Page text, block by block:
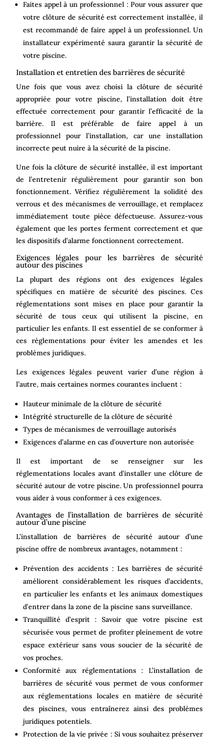
Faites appel à un professionnel : Pour vous assurer que
votre clôture de sécurité est correctement installée, il
est recommandé de faire appel à un professionnel. Un
installateur expérimenté saura garantir la sécurité de
votre piscine.
Installation et entretien des barrières de sécurité
Une fois que vous avez choisi la clôture de sécurité
appropriée pour votre piscine, l’installation doit être
effectuée correctement pour garantir l’efficacité de la
barrière. Il est préférable de faire appel à un
professionnel pour l’installation, car une installation
incorrecte peut nuire à la sécurité de la piscine.
Une fois la clôture de sécurité installée, il est important
de l’entretenir régulièrement pour garantir son bon
fonctionnement. Vérifiez régulièrement la solidité des
verrous et des mécanismes de verrouillage, et remplacez
immédiatement toute pièce défectueuse. Assurez-vous
également que les portes ferment correctement et que
les dispositifs d’alarme fonctionnent correctement.
Exigences légales pour les barrières de sécurité
autour des piscines
La plupart des régions ont des exigences légales
spécifiques en matière de sécurité des piscines. Ces
réglementations sont mises en place pour garantir la
sécurité de tous ceux qui utilisent la piscine, en
particulier les enfants. Il est essentiel de se conformer à
ces réglementations pour éviter les amendes et les
problèmes juridiques.
Les exigences légales peuvent varier d’une région à
l’autre, mais certaines normes courantes incluent :
Hauteur minimale de la clôture de sécurité
Intégrité structurelle de la clôture de sécurité
Types de mécanismes de verrouillage autorisés
Exigences d’alarme en cas d’ouverture non autorisée
Il est important de se renseigner sur les
réglementations locales avant d’installer une clôture de
sécurité autour de votre piscine. Un professionnel pourra
vous aider à vous conformer à ces exigences.
Avantages de l’installation de barrières de sécurité
autour d’une piscine
L’installation de barrières de sécurité autour d’une
piscine offre de nombreux avantages, notamment :
Prévention des accidents : Les barrières de sécurité
améliorent considérablement les risques d’accidents,
en particulier les enfants et les animaux domestiques
d’entrer dans la zone de la piscine sans surveillance.
Tranquillité d’esprit : Savoir que votre piscine est
sécurisée vous permet de profiter pleinement de votre
espace extérieur sans vous soucier de la sécurité de
vos proches.
Conformité aux réglementations : L’installation de
barrières de sécurité vous permet de vous conformer
aux réglementations locales en matière de sécurité
des piscines, vous entraînerez ainsi des problèmes
juridiques potentiels.
Protection de la vie privée : Si vous souhaitez préserver